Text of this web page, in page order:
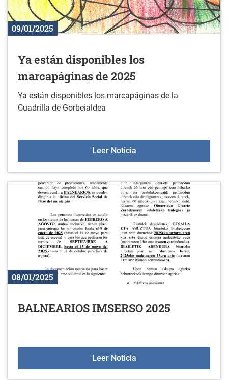
09/01/2025
Ya están disponibles los
marcapáginas de 2025
Ya están disponibles los marcapáginas de la
Cuadrilla de Gorbeialdea
Leer NoticiaYa están disponibles los
08/01/2025
BALNEARIOS IMSERSO 2025
Leer NoticiaBALNEARIOS IMSERSO